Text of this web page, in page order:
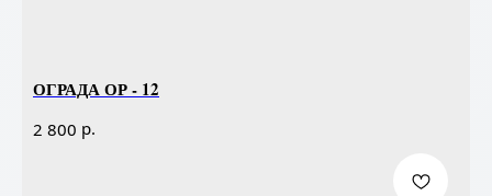
ОГРАДА ОР - 12
2 800 р.